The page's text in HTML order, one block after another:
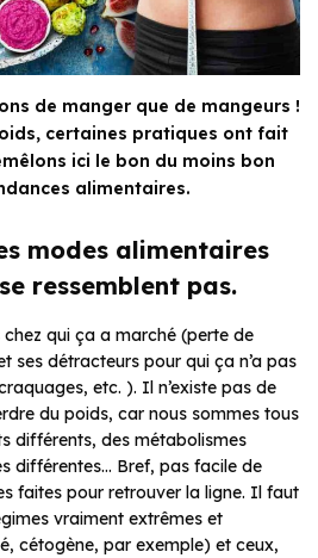
de manger que de mangeurs !
certaines pratiques ont fait
ici le bon du moins bon
alimentaires.
modes alimentaires
ressemblent pas.
chez qui ça a marché (perte de
ses détracteurs pour qui ça n’a pas
etc. ). Il n’existe pas de
du poids, car nous sommes tous
différents, des métabolismes
différentes… Bref, pas facile de
faites pour retrouver la ligne. Il faut
vraiment extrêmes et
cétogène, par exemple) et ceux,